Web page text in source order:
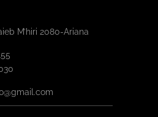
M’hiri 2080-Ariana